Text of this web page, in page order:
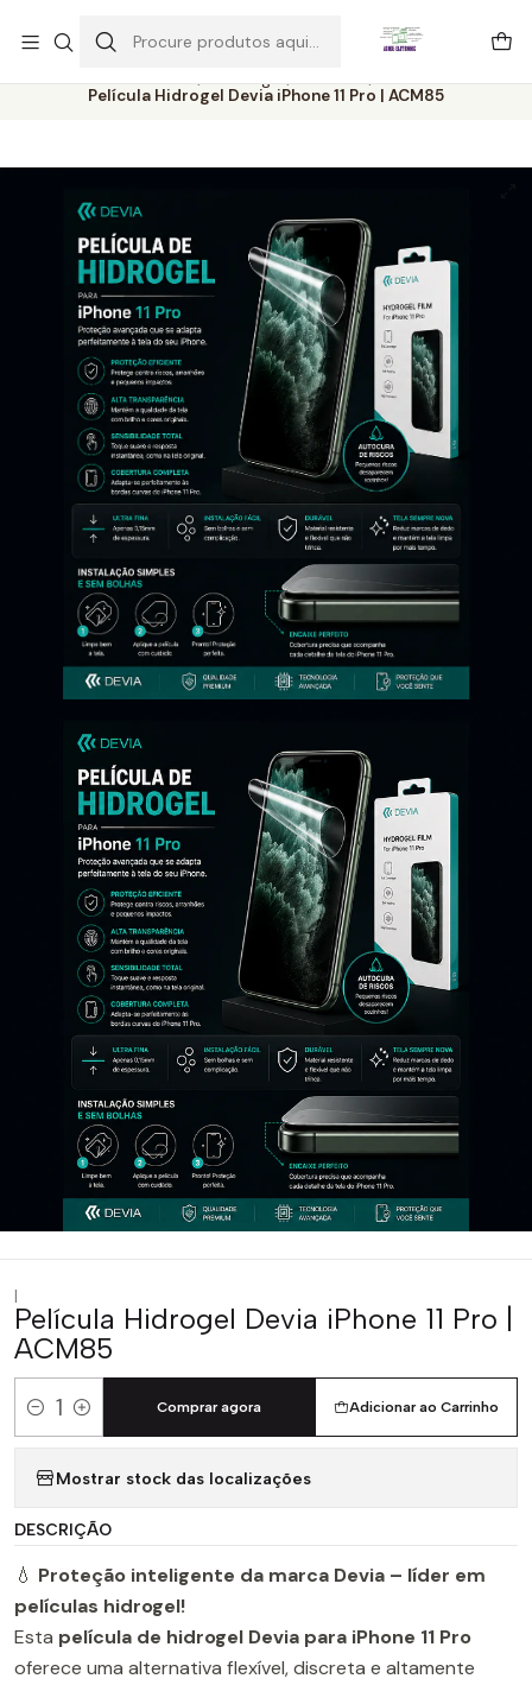
Início Catálogo
Películas
Película Hidrogel Devia iPhone 11 Pro | ACM85
|
Película Hidrogel Devia iPhone 11 Pro |
ACM85
Quantidade
Adicionar ao Carrinho
Comprar agora
Mostrar stock das localizações
DESCRIÇÃO
💧 Proteção inteligente da marca Devia – líder em
películas hidrogel!
Esta película de hidrogel Devia para iPhone 11 Pro
oferece uma alternativa flexível, discreta e altamente